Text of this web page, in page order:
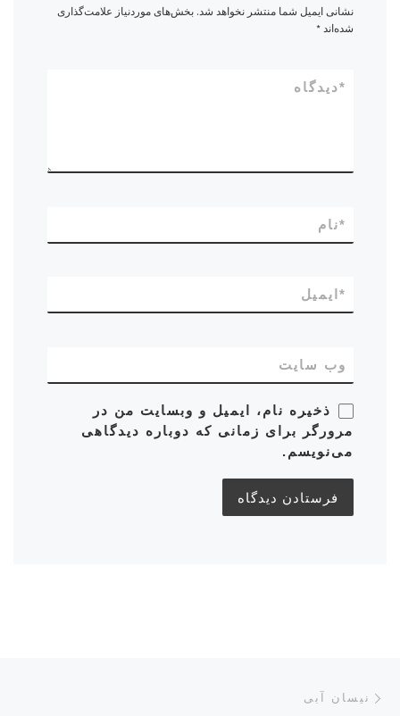
نشانی ایمیل شما منتشر نخواهد شد. بخش‌های موردنیاز علامت‌گذاری
شده‌اند*
دیدگاه*
نام*
ایمیل *
وب‌ سایت
ذخیره نام، ایمیل و وبسایت من در
مرورگر برای زمانی که دوباره دیدگاهی
می‌نویسم.
ناوبری پست‌ها
نیسان آبی